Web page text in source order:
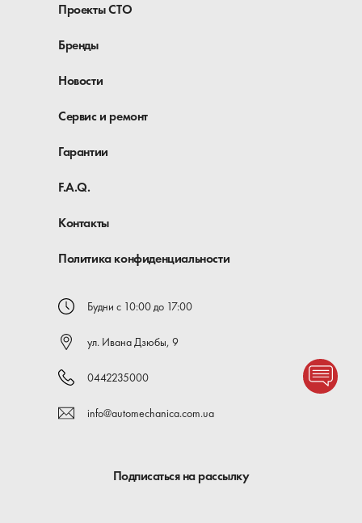
Проекты СТО
Бренды
Новости
Сервис и ремонт
Гарантии
F.A.Q.
Контакты
Политика конфиденциальности
Будни с 10:00 до 17:00
ул. Ивана Дзюбы, 9
0442235000
info@automechanica.com.ua
Подписаться на рассылку